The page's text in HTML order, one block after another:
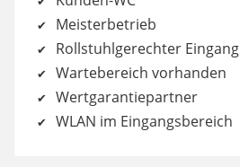
Meisterbetrieb
Rollstuhlgerechter Eingang
Wartebereich vorhanden
Wertgarantiepartner
WLAN im Eingangsbereich